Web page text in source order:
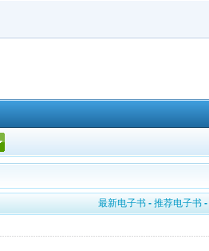
最新电子书 - 推荐电子书 -